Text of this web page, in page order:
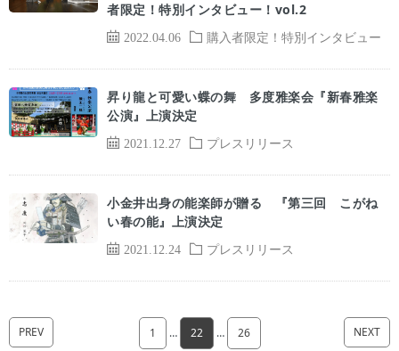
2022.04.06 購入者限定！特別インタビュー
者限定！特別インタビュー！vol.2
2021.12.27 プレスリリース
昇り龍と可愛い蝶の舞 多度雅楽会『新春雅楽
公演』上演決定
2021.12.24 プレスリリース
小金井出身の能楽師が贈る 『第三回 こがね
い春の能』上演決定
PREV 1 … 22 … 26 NEXT